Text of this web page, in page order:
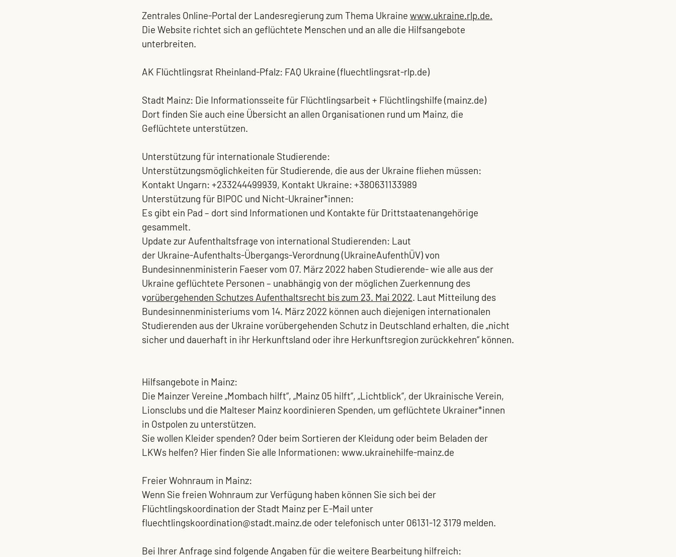
Zentrales Online-Portal der Landesregierung zum Thema Ukraine www.ukraine.rlp.de.
Die Website richtet sich an geflüchtete Menschen und an alle die Hilfsangebote
unterbreiten.
AK Flüchtlingsrat Rheinland-Pfalz: FAQ Ukraine (fluechtlingsrat-rlp.de)
Stadt Mainz: Die Informationsseite für Flüchtlingsarbeit + Flüchtlingshilfe (mainz.de)
Dort finden Sie auch eine Übersicht an allen Organisationen rund um Mainz, die
Geflüchtete unterstützen.
Unterstützung für internationale Studierende:
Unterstützungsmöglichkeiten für Studierende, die aus der Ukraine fliehen müssen:
Kontakt Ungarn: +233244499939, Kontakt Ukraine: +380631133989
Unterstützung für BIPOC und Nicht-Ukrainer*innen:
Es gibt ein Pad – dort sind Informationen und Kontakte für Drittstaatenangehörige
gesammelt.
Update zur Aufenthaltsfrage von international Studierenden: Laut
der Ukraine-Aufenthalts-Übergangs-Verordnung (UkraineAufenthÜV) von
Bundesinnenministerin Faeser vom 07. März 2022 haben Studierende- wie alle aus der
Ukraine geflüchtete Personen – unabhängig von der möglichen Zuerkennung des
vorübergehenden Schutzes Aufenthaltsrecht bis zum 23. Mai 2022. Laut Mitteilung des
Bundesinnenministeriums vom 14. März 2022 können auch diejenigen internationalen
Studierenden aus der Ukraine vorübergehenden Schutz in Deutschland erhalten, die „nicht
sicher und dauerhaft in ihr Herkunftsland oder ihre Herkunftsregion zurückkehren“ können.
Hilfsangebote in Mainz:
Die Mainzer Vereine „Mombach hilft“, „Mainz 05 hilft“, „Lichtblick“, der Ukrainische Verein,
Lionsclubs und die Malteser Mainz koordinieren Spenden, um geflüchtete Ukrainer*innen
in Ostpolen zu unterstützen.
Sie wollen Kleider spenden? Oder beim Sortieren der Kleidung oder beim Beladen der
LKWs helfen? Hier finden Sie alle Informationen: www.ukrainehilfe-mainz.de
Freier Wohnraum in Mainz:
Wenn Sie freien Wohnraum zur Verfügung haben können Sie sich bei der
Flüchtlingskoordination der Stadt Mainz per E-Mail unter
fluechtlingskoordination@stadt.mainz.de oder telefonisch unter 06131-12 3179 melden.
Bei Ihrer Anfrage sind folgende Angaben für die weitere Bearbeitung hilfreich: